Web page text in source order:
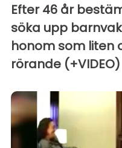
Efter 46 år
söka upp
honom som liten
rörande (+VIDEO)